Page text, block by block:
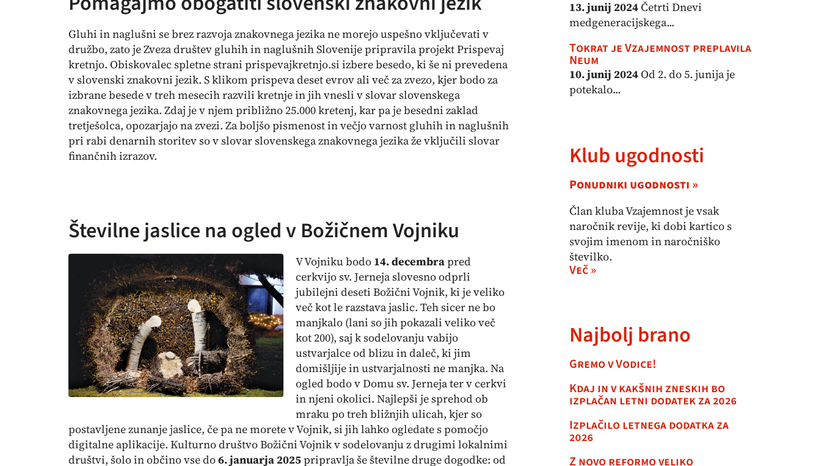
Gluhi in naglušni se brez razvoja znakovnega jezika ne morejo uspešno vključevati v
družbo, zato je Zveza društev gluhih in naglušnih Slovenije pripravila projektPrispevaj
kretnjo. Obiskovalec spletne strani prispevajkretnjo.si izbere besedo, ki še ni prevedena
v slovenski znakovni jezik. S klikom prispeva deset evrov ali več za zvezo, kjer bodo za
izbrane besede v treh mesecih razvili kretnje in jih vnesli v slovar slovenskega
znakovnega jezika. Zdaj je v njem približno 25.000 kretenj, kar pa je besedni zaklad
tretješolca, opozarjajo na zvezi. Za boljšo pismenost in večjo varnost gluhih in naglušnih
pri rabi denarnih storitev so v slovar slovenskega znakovnega jezika že vključili slovar
finančnih izrazov.
Številne jaslice na ogled v Božičnem Vojniku
V Vojniku bodo 14. decembrapred
cerkvijo sv. Jerneja slovesno odprli
jubilejni deseti Božični Vojnik, ki je veliko
več kot le razstava jaslic. Teh sicer ne bo
manjkalo (lani so jih pokazali veliko več
kot 200), saj k sodelovanju vabijo
ustvarjalce od blizu in daleč, ki jim
domišljije in ustvarjalnosti ne manjka. Na
ogled bodo v Domu sv. Jerneja ter v cerkvi
in njeni okolici. Najlepši je sprehod ob
mraku po treh bližnjih ulicah, kjer so
postavljene zunanje jaslice, če pa ne morete v Vojnik, si jih lahko ogledate s pomočjo
digitalne aplikacije. Kulturno društvo Božični Vojnik v sodelovanju z drugimi lokalnimi
društvi, šolo in občino vse do6. januarja 2025pripravlja še številne druge dogodke: od
13. junij 2024Četrti Dnevi
medgeneracijskega...
Tokrat je Vzajemnost preplavila
Neum
10. junij 2024Od 2. do 5. junija je
potekalo...
Klub ugodnosti
Ponudniki ugodnosti »
Član kluba Vzajemnost je vsak
naročnik revije, ki dobi kartico s
svojim imenom in naročniško
številko.
Več »
Najbolj brano
Gremo v Vodice!
Kdaj in v kakšnih zneskih bo
izplačan letni dodatek za 2026
Izplačilo letnega dodatka za
2026
Z novo reformo veliko